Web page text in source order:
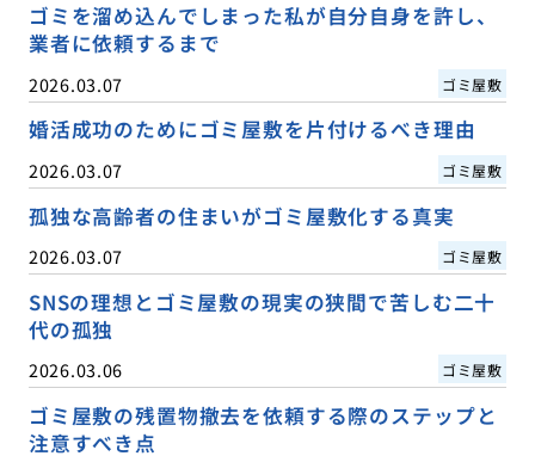
ゴミを溜め込んでしまった私が自分自身を許し、
業者に依頼するまで
2026.03.07 ゴミ屋敷
婚活成功のためにゴミ屋敷を片付けるべき理由
2026.03.07 ゴミ屋敷
孤独な高齢者の住まいがゴミ屋敷化する真実
2026.03.07 ゴミ屋敷
SNSの理想とゴミ屋敷の現実の狭間で苦しむ二十
代の孤独
2026.03.06 ゴミ屋敷
ゴミ屋敷の残置物撤去を依頼する際のステップと
注意すべき点